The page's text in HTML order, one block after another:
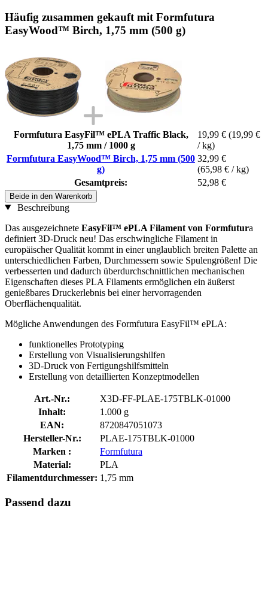
Häufig zusammen gekauft mit Formfutura
EasyWood™ Birch, 1,75 mm (500 g)
Formfutura EasyFil™ ePLA Traffic Black,
1,75 mm / 1000 g
19,99 € (19,99 €
/ kg)
Formfutura EasyWood™ Birch, 1,75 mm (500
g)
32,99 €
(65,98 € / kg)
Gesamtpreis:
52,98 €
Beide in den Warenkorb
Beschreibung
Das ausgezeichnete EasyFil™ ePLA Filament von Formfutura
definiert 3D-Druck neu! Das erschwingliche Filament in
europäischer Qualität kommt in einer unglaublich breiten Palette an
unterschiedlichen Farben, Durchmessern sowie Spulengrößen! Die
verbesserten und dadurch überdurchschnittlichen mechanischen
Eigenschaften dieses PLA Filaments ermöglichen ein äußerst
genießbares Druckerlebnis bei einer hervorragenden
Oberflächenqualität.
Mögliche Anwendungen des Formfutura EasyFil™ ePLA:
funktionelles Prototyping
Erstellung von Visualisierungshilfen
3D-Druck von Fertigungshilfsmitteln
Erstellung von detaillierten Konzeptmodellen
Art.-Nr.:
X3D-FF-PLAE-175TBLK-01000
Inhalt:
1.000 g
EAN:
8720847051073
Hersteller-Nr.:
PLAE-175TBLK-01000
Marken :
Formfutura
Material:
PLA
Filamentdurchmesser: 1,75 mm
Passend dazu